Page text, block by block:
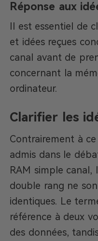
Réponse aux
Il est essentiel de
et idées reçues
canal avant de
concernant la
ordinateur.
Clarifier les
Contrairement à
admis dans le
RAM simple
double rang ne
identiques. Le
référence à deux
des données,